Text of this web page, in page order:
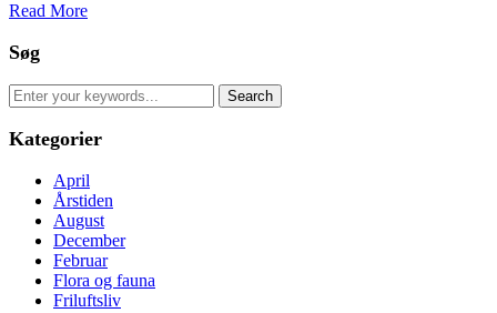
Read More
Søg
Search
for:
Kategorier
April
Årstiden
August
December
Februar
Flora og fauna
Friluftsliv